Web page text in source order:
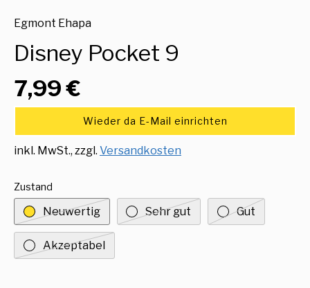
Egmont Ehapa
Disney Pocket 9
7,99 €
Wieder da E-Mail einrichten
inkl. MwSt., zzgl. Versandkosten
Zustand
Neuwertig Sehr gut Gut
Akzeptabel